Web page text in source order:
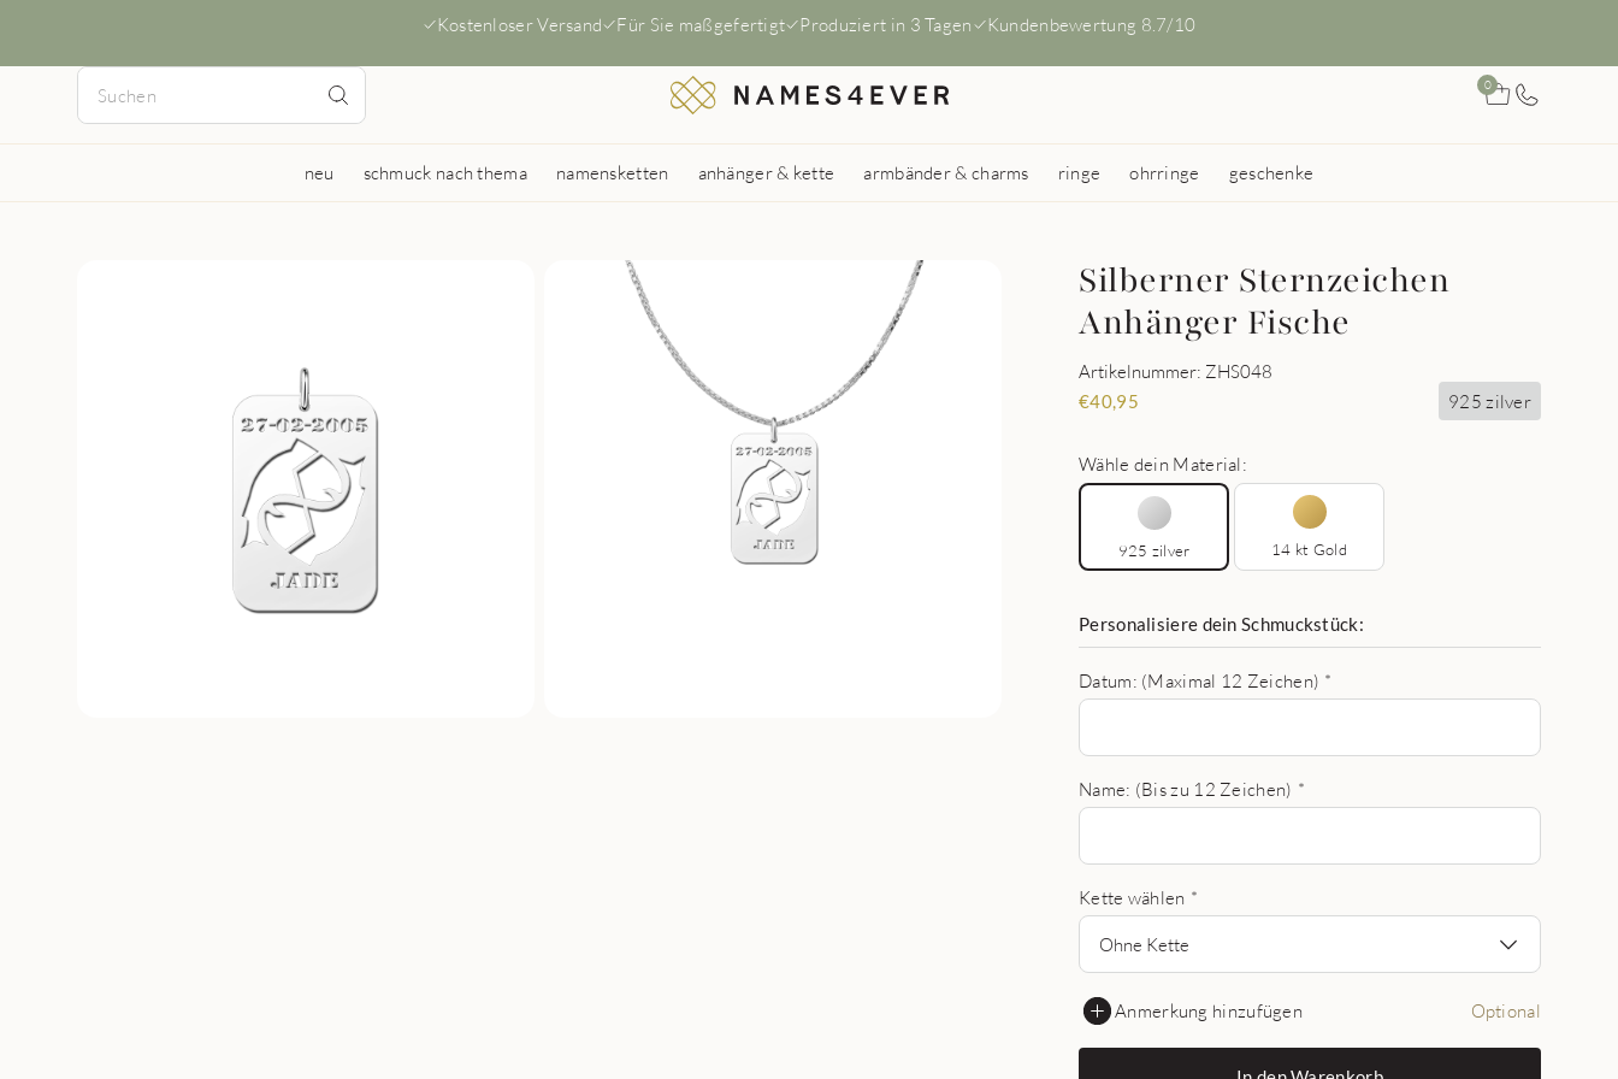
Kostenloser Versand Für Sie maßgefertigt Produziert in 3 Tagen Kundenbewertung 8.7/10
0
neu schmuck nach thema namensketten anhänger & kette armbänder & charms ringe ohrringe geschenke
Silberner Sternzeichen
Anhänger Fische
Artikelnummer: ZHS048
€40,95 925 zilver
Wähle dein Material:
925 zilver 14 kt Gold
Personalisiere dein Schmuckstück:
Datum: (Maximal 12 Zeichen) *
Name: (Bis zu 12 Zeichen) *
Kette wählen *
Ohne Kette
Anmerkung hinzufügen Optional